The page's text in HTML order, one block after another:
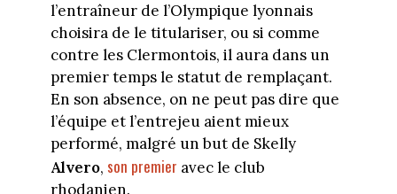
l’entraîneur de l’Olympique lyonnais
choisira de le titulariser, ou si comme
contre les Clermontois, il aura dans un
premier temps le statut de remplaçant.
En son absence, on ne peut pas dire que
l’équipe et l’entrejeu aient mieux
performé, malgré un but de Skelly
Alvero, son premier avec le club
rhodanien.